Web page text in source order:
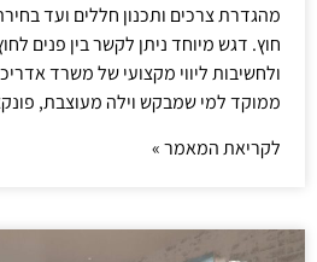
מהגדרת צרכים ותכנון חללים ועד
חוץ. דגש מיוחד ניתן לקשר בין פנים
ולחשיבות ליווי מקצועי של משרד
ממוקד למי שמבקש וילה מעוצבת,
לקריאת המאמר »